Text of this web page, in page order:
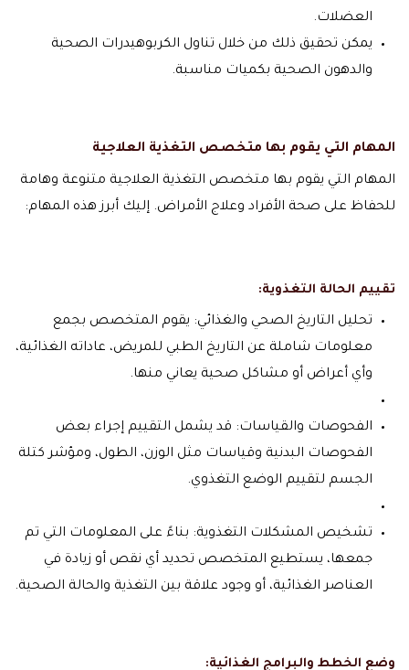
العضلات.
يمكن تحقيق ذلك من خلال تناول الكربوهيدرات الصحية
والدهون الصحية بكميات مناسبة.
المهام التي يقوم بها متخصص التغذية العلاجية
المهام التي يقوم بها متخصص التغذية العلاجية متنوعة وهامة
للحفاظ على صحة الأفراد وعلاج الأمراض. إليك أبرز هذه المهام:
تقييم الحالة التغذوية:
تحليل التاريخ الصحي والغذائي: يقوم المتخصص بجمع
معلومات شاملة عن التاريخ الطبي للمريض، عاداته الغذائية،
وأي أعراض أو مشاكل صحية يعاني منها.
الفحوصات والقياسات: قد يشمل التقييم إجراء بعض
الفحوصات البدنية وقياسات مثل الوزن، الطول، ومؤشر كتلة
الجسم لتقييم الوضع التغذوي.
تشخيص المشكلات التغذوية: بناءً على المعلومات التي تم
جمعها، يستطيع المتخصص تحديد أي نقص أو زيادة في
العناصر الغذائية، أو وجود علاقة بين التغذية والحالة الصحية.
وضع الخطط والبرامج الغذائية: